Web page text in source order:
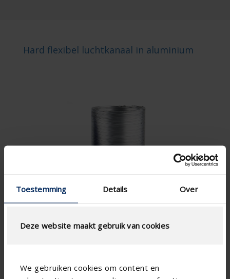
Toestemming Details Over
Deze website maakt gebruik van cookies
We gebruiken cookies om content en
Hard flexibel luchtkanaal in aluminium